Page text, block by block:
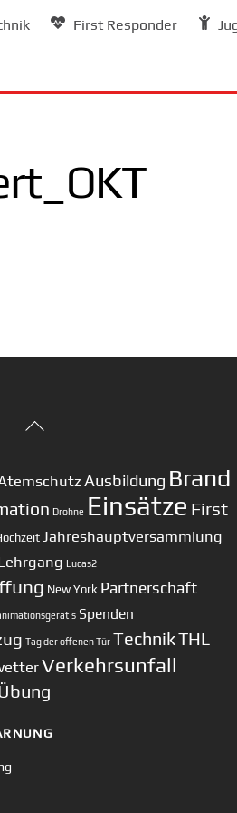
First Responder
Back
Ausbildung Brand
Drohne Einsätze First
Jahreshauptversammlung
Lucas2
New York Partnerschaft
s Spenden
Tag der offenen Tür TechnikTHL
Verkehrsunfall